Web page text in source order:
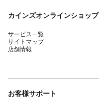
カインズオンラインショップ
サービス一覧
サイトマップ
店舗情報
お客様サポート